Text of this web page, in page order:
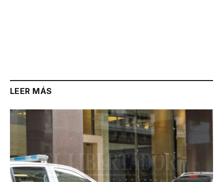
LEER MÁS